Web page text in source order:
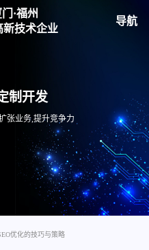
·福州
新技术企业
导航
制开发
张业务,提升竞争力
优化的技巧与策略